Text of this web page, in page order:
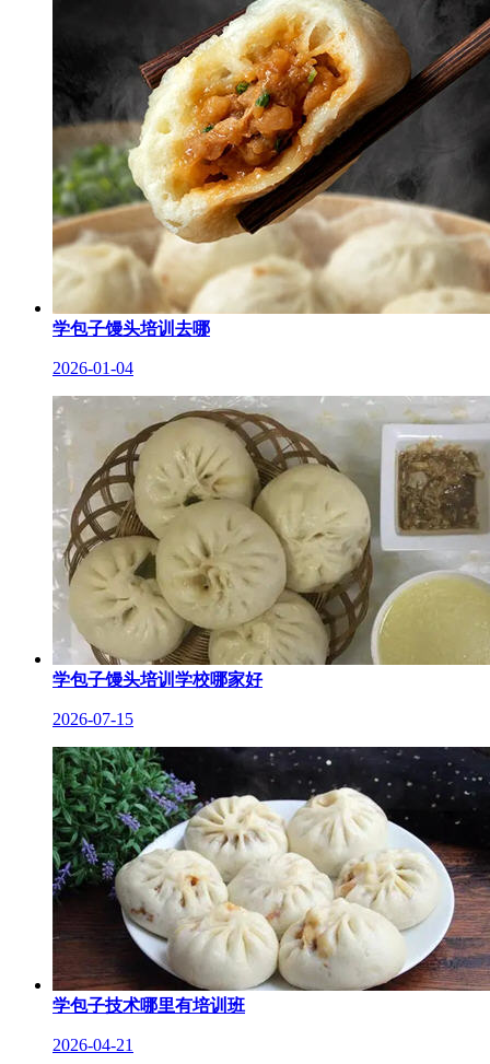
学包子馒头培训去哪
2026-01-04
学包子馒头培训学校哪家好
2026-07-15
学包子技术哪里有培训班
2026-04-21